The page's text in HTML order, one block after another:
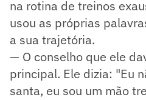
na rotina de treinos
usou as próprias
a sua trajetória.
— O conselho que ele
principal. Ele dizia: "Eu
santa, eu sou um mão